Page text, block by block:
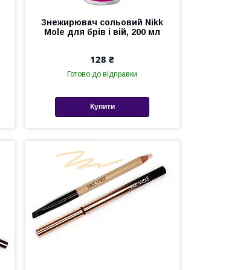
Знежирювач сольовий Nikk
Mole для брів і вій, 200 мл
128 ₴
Готово до відправки
Купити